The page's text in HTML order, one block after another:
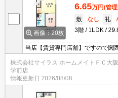
画像：20枚
6.65万円(管
敷
なし 礼
3階
1LDK
当店【賃貸専門店舗】ですので関
い！どこにある物件でも当店まで
せ♪初期費用がご心配な方はクレ
お部屋探し頂けます。
株式会社サイラス ホームメイトＦＣ大
学前店
情報更新日 2026/08/08